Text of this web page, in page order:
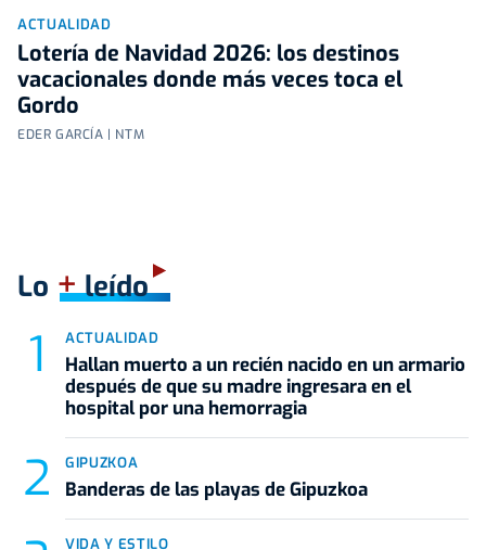
ACTUALIDAD
Lotería de Navidad 2026: los destinos
vacacionales donde más veces toca el
Gordo
EDER GARCÍA | NTM
Lo +leído
ACTUALIDAD
Hallan muerto a un recién nacido en un armario
después de que su madre ingresara en el
hospital por una hemorragia
GIPUZKOA
Banderas de las playas de Gipuzkoa
VIDA Y ESTILO